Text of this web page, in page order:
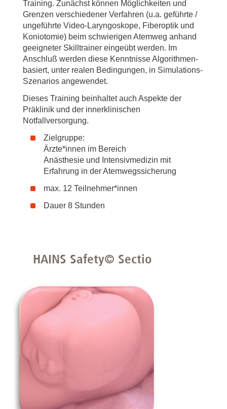
Training. Zunächst können Möglichkeiten und
Grenzen verschiedener Verfahren (u.a. geführte /
ungeführte Video-Laryngoskope, Fiberoptik und
Koniotomie) beim schwierigen Atemweg anhand
geeigneter Skilltrainer eingeübt werden. Im
Anschluß werden diese Kenntnisse Algorithmen-
basiert, unter realen Bedingungen, in Simulations-
Szenarios angewendet.
Dieses Training beinhaltet auch Aspekte der
Präklinik und der innerklinischen
Notfallversorgung.
Zielgruppe:
Ärzte*innen im Bereich
Anästhesie und Intensivmedizin mit
Erfahrung in der Atemwegssicherung
max. 12 Teilnehmer*innen
Dauer 8 Stunden
HAINS Safety© Sectio